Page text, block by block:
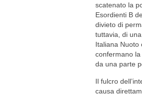
scatenato la
Esordienti B
divieto di
tuttavia, di
Italiana Nuoto
confermano
da una parte
Il fulcro
causa